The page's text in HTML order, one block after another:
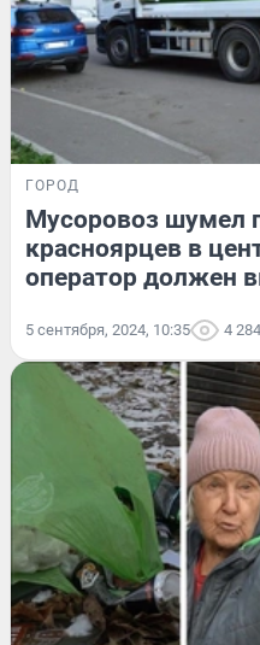
ГОРОД
Мусоровоз шумел
красноярцев в
оператор должен
5 сентября, 2024, 10:35 4 284